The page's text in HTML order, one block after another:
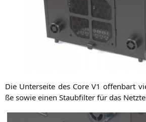
Die Unter­sei­te des CoreV1 offen­bart
ße sowie einen Staub­fil­ter für das